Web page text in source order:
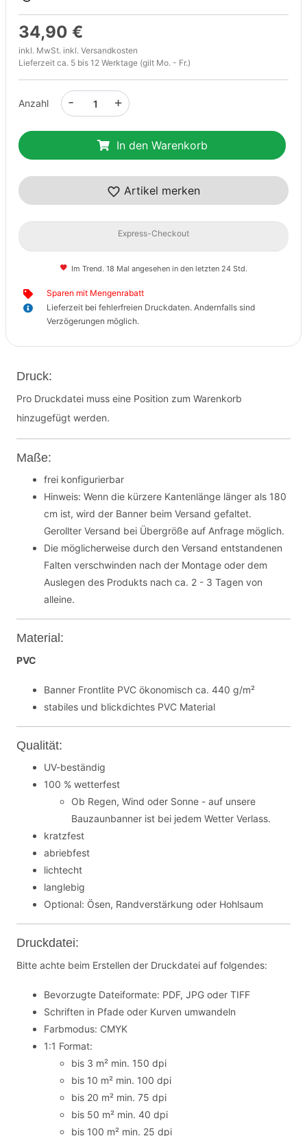
34,90 €
inkl. MwSt. inkl. Versandkosten
Lieferzeit ca. 5 bis 12 Werktage (gilt Mo. - Fr.)
Anzahl +
-
In den Warenkorb
Artikel merken
Express-Checkout
Im Trend. 18 Mal angesehen in den letzten 24 Std.
Sparen mit Mengenrabatt
Lieferzeit bei fehlerfreien Druckdaten. Andernfalls sind
Verzögerungen möglich.
Druck:
Pro Druckdatei muss eine Position zum Warenkorb
hinzugefügt werden.
Maße:
frei konfigurierbar
Hinweis: Wenn die kürzere Kantenlänge länger als 180
cm ist, wird der Banner beim Versand gefaltet.
Gerollter Versand bei Übergröße auf Anfrage möglich.
Die möglicherweise durch den Versand entstandenen
Falten verschwinden nach der Montage oder dem
Auslegen des Produkts nach ca. 2 - 3 Tagen von
alleine.
Material:
PVC
Banner Frontlite PVC ökonomisch ca. 440 g/m²
stabiles und blickdichtes PVC Material
Qualität:
UV-beständig
100 % wetterfest
Ob Regen, Wind oder Sonne - auf unsere
Bauzaunbanner ist bei jedem Wetter Verlass.
kratzfest
abriebfest
lichtecht
langlebig
Optional: Ösen, Randverstärkung oder Hohlsaum
Druckdatei:
Bitte achte beim Erstellen der Druckdatei auf folgendes:
Bevorzugte Dateiformate: PDF, JPG oder TIFF
Schriften in Pfade oder Kurven umwandeln
Farbmodus: CMYK
1:1 Format:
bis 3 m² min. 150 dpi
bis 10 m² min. 100 dpi
bis 20 m² min. 75 dpi
bis 50 m² min. 40 dpi
bis 100 m² min. 25 dpi